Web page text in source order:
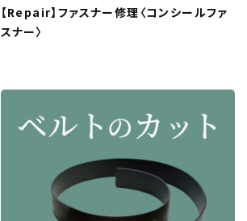
【Repair】ファスナー修理〈コンシールファ
スナー〉